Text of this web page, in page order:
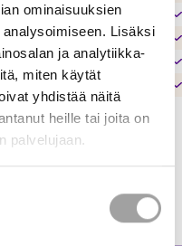
ominaisuuksien
Lisäksi
ja analytiikka-
miten käytät
yhdistää näitä
heille tai joita on
palvelujaan.
16 17
seuraavan
sivutuksen